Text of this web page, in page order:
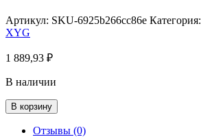
Артикул: SKU-6925b266cc86e Категория:
XYG
1 889,93 ₽
В наличии
Количество
товара
TOYOTA
В корзину
Отзывы (0)